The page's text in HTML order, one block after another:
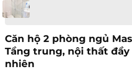
Căn hộ 2 phòng ngủ
Tầng trung, nội thất
nhiên